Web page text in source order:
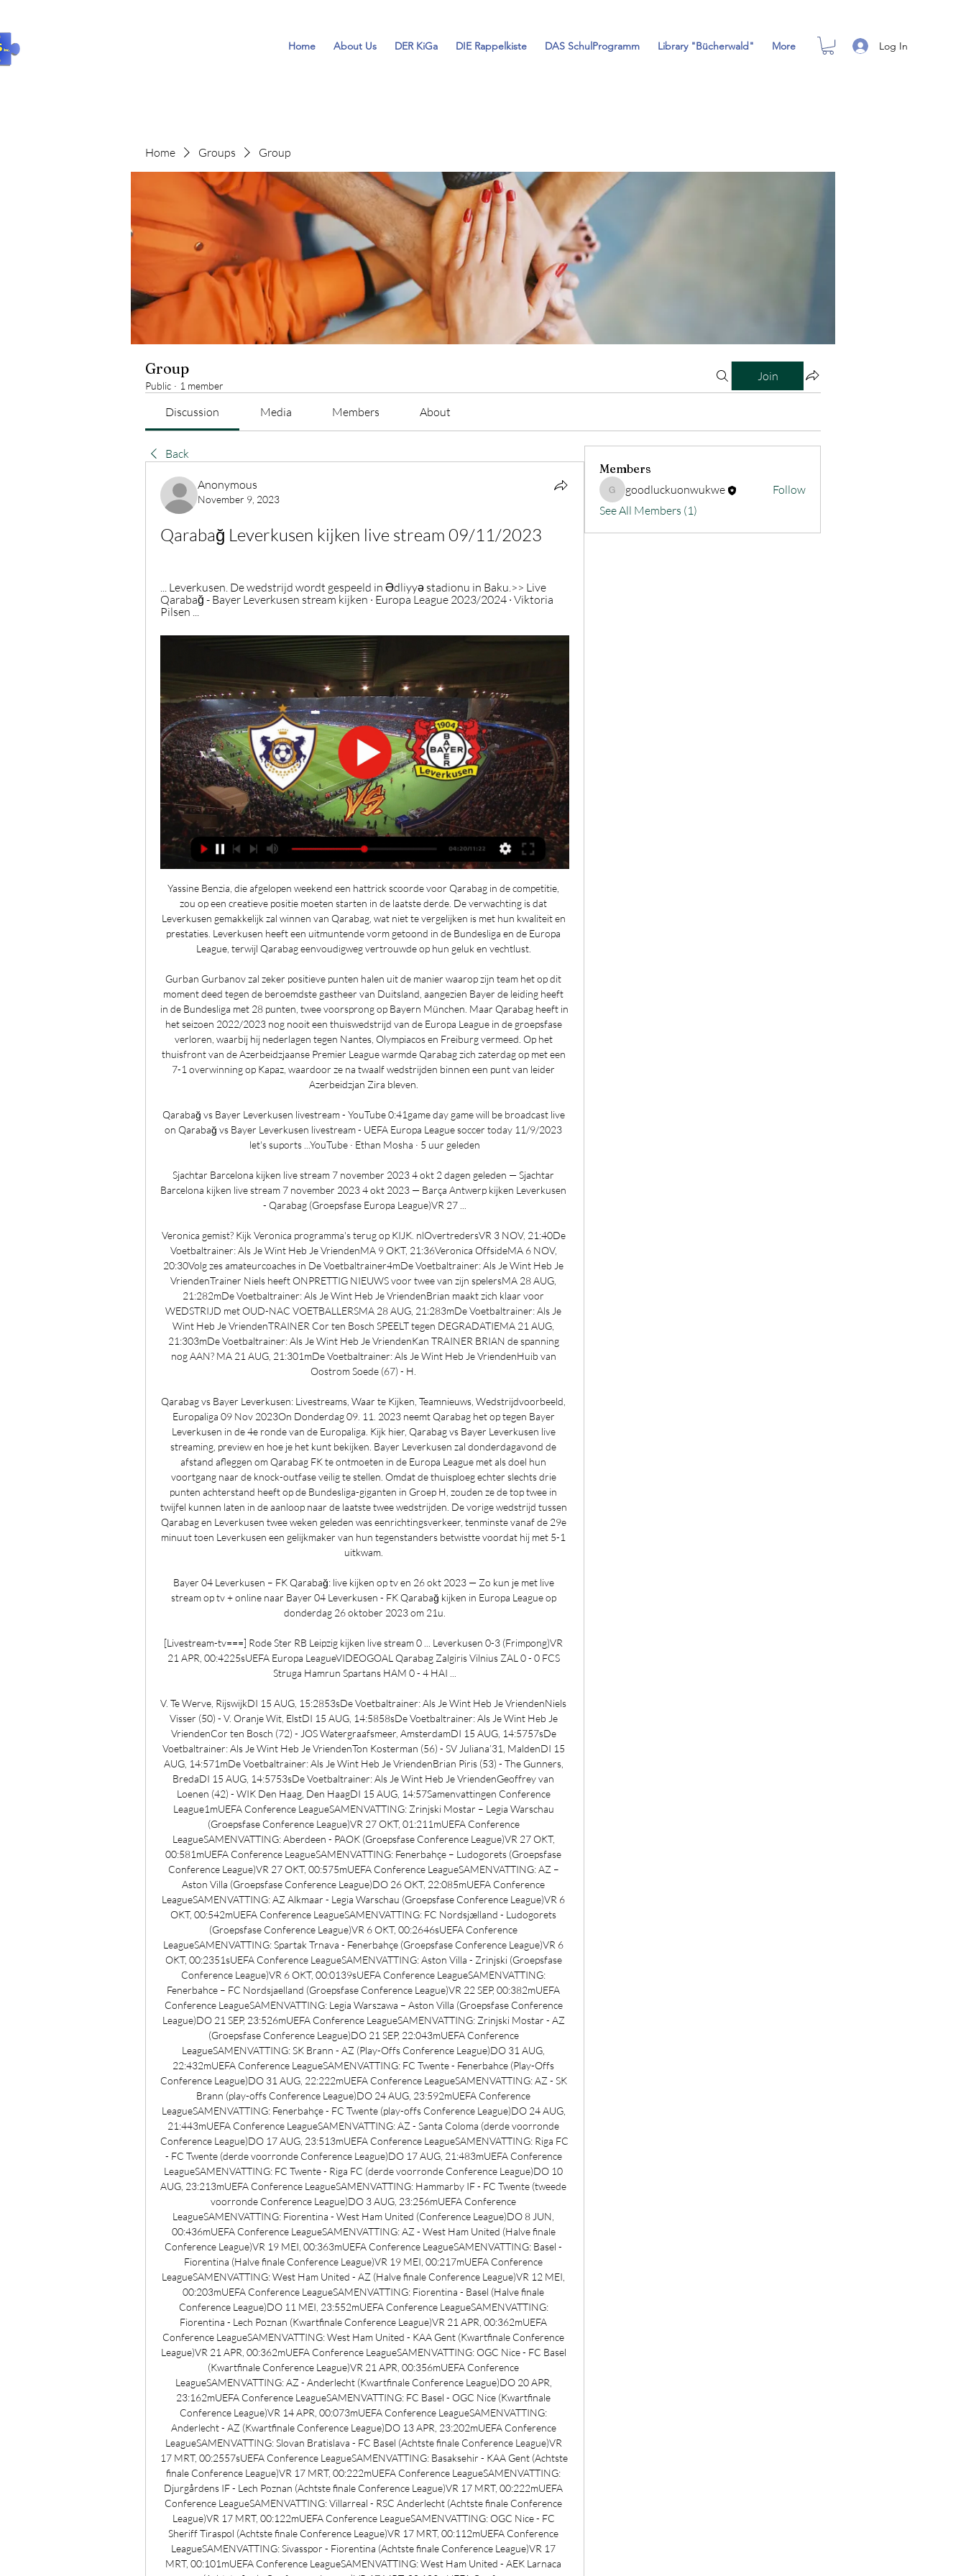
Home About Us DER KiGa DIE Rappelkiste DAS SchulProgramm Library "Bücherwald" More Log In
Home Groups Group
Group
Public · 1 member
Join
Discussion Media Members About
Back
Anonymous
November 9, 2023
Qarabağ Leverkusen kijken live stream 09/11/2023
... Leverkusen. De wedstrijd wordt gespeeld in Ədliyyə stadionu in Baku.>> Live
Qarabağ - Bayer Leverkusen stream kijken · Europa League 2023/2024 · Viktoria
Pilsen ...
Yassine Benzia, die afgelopen weekend een hattrick scoorde voor Qarabag in de competitie, zou op een creatieve positie moeten starten in de laatste derde. De verwachting is dat Leverkusen gemakkelijk zal winnen van Qarabag, wat niet te vergelijken is met hun kwaliteit en prestaties. Leverkusen heeft een uitmuntende vorm getoond in de Bundesliga en de Europa League, terwijl Qarabag eenvoudigweg vertrouwde op hun geluk en vechtlust. 

Gurban Gurbanov zal zeker positieve punten halen uit de manier waarop zijn team het op dit moment deed tegen de beroemdste gastheer van Duitsland, aangezien Bayer de leiding heeft in de Bundesliga met 28 punten, twee voorsprong op Bayern München. Maar Qarabag heeft in het seizoen 2022/2023 nog nooit een thuiswedstrijd van de Europa League in de groepsfase verloren, waarbij hij nederlagen tegen Nantes, Olympiacos en Freiburg vermeed. Op het thuisfront van de Azerbeidzjaanse Premier League warmde Qarabag zich zaterdag op met een 7-1 overwinning op Kapaz, waardoor ze na twaalf wedstrijden binnen een punt van leider Azerbeidzjan Zira bleven. 

Qarabağ vs Bayer Leverkusen livestream - YouTube 0:41game day game will be broadcast live on Qarabağ vs Bayer Leverkusen livestream - UEFA Europa League soccer today 11/9/2023 let's suports ...YouTube · Ethan Mosha · 5 uur geleden

Sjachtar Barcelona kijken live stream 7 november 2023 4 okt 2 dagen geleden — Sjachtar Barcelona kijken live stream 7 november 2023 4 okt 2023 — Barça Antwerp kijken Leverkusen - Qarabag (Groepsfase Europa League)VR 27 ...

Veronica gemist? Kijk Veronica programma's terug op KIJK. nlOvertredersVR 3 NOV, 21:40De Voetbaltrainer: Als Je Wint Heb Je VriendenMA 9 OKT, 21:36Veronica OffsideMA 6 NOV, 20:30Volg zes amateurcoaches in De Voetbaltrainer4mDe Voetbaltrainer: Als Je Wint Heb Je VriendenTrainer Niels heeft ONPRETTIG NIEUWS voor twee van zijn spelersMA 28 AUG, 21:282mDe Voetbaltrainer: Als Je Wint Heb Je VriendenBrian maakt zich klaar voor WEDSTRIJD met OUD-NAC VOETBALLERSMA 28 AUG, 21:283mDe Voetbaltrainer: Als Je Wint Heb Je VriendenTRAINER Cor ten Bosch SPEELT tegen DEGRADATIEMA 21 AUG, 21:303mDe Voetbaltrainer: Als Je Wint Heb Je VriendenKan TRAINER BRIAN de spanning nog AAN? MA 21 AUG, 21:301mDe Voetbaltrainer: Als Je Wint Heb Je VriendenHuib van Oostrom Soede (67) - H. 

Qarabag vs Bayer Leverkusen: Livestreams, Waar te Kijken, Teamnieuws, Wedstrijdvoorbeeld, Europaliga 09 Nov 2023On Donderdag 09. 11. 2023 neemt Qarabag het op tegen Bayer Leverkusen in de 4e ronde van de Europaliga. Kijk hier, Qarabag vs Bayer Leverkusen live streaming, preview en hoe je het kunt bekijken. Bayer Leverkusen zal donderdagavond de afstand afleggen om Qarabag FK te ontmoeten in de Europa League met als doel hun voortgang naar de knock-outfase veilig te stellen. Omdat de thuisploeg echter slechts drie punten achterstand heeft op de Bundesliga-giganten in Groep H, zouden ze de top twee in twijfel kunnen laten in de aanloop naar de laatste twee wedstrijden. De vorige wedstrijd tussen Qarabag en Leverkusen twee weken geleden was eenrichtingsverkeer, tenminste vanaf de 29e minuut toen Leverkusen een gelijkmaker van hun tegenstanders betwistte voordat hij met 5-1 uitkwam. 

Bayer 04 Leverkusen – FK Qarabağ: live kijken op tv en 26 okt 2023 — Zo kun je met live stream op tv + online naar Bayer 04 Leverkusen - FK Qarabağ kijken in Europa League op donderdag 26 oktober 2023 om 21u.

[Livestream-tv===] Rode Ster RB Leipzig kijken live stream 0 ... Leverkusen 0-3 (Frimpong)VR 21 APR, 00:4225sUEFA Europa LeagueVIDEOGOAL Qarabag Zalgiris Vilnius ZAL 0 - 0 FCS Struga Hamrun Spartans HAM 0 - 4 HAI ...

V. Te Werve, RijswijkDI 15 AUG, 15:2853sDe Voetbaltrainer: Als Je Wint Heb Je VriendenNiels Visser (50) - V. Oranje Wit, ElstDI 15 AUG, 14:5858sDe Voetbaltrainer: Als Je Wint Heb Je VriendenCor ten Bosch (72) - JOS Watergraafsmeer, AmsterdamDI 15 AUG, 14:5757sDe Voetbaltrainer: Als Je Wint Heb Je VriendenTon Kosterman (56) - SV Juliana’31, MaldenDI 15 AUG, 14:571mDe Voetbaltrainer: Als Je Wint Heb Je VriendenBrian Piris (53) - The Gunners, BredaDI 15 AUG, 14:5753sDe Voetbaltrainer: Als Je Wint Heb Je VriendenGeoffrey van Loenen (42) - WIK Den Haag, Den HaagDI 15 AUG, 14:57Samenvattingen Conference League1mUEFA Conference LeagueSAMENVATTING: Zrinjski Mostar – Legia Warschau (Groepsfase Conference League)VR 27 OKT, 01:211mUEFA Conference LeagueSAMENVATTING: Aberdeen - PAOK (Groepsfase Conference League)VR 27 OKT, 00:581mUEFA Conference LeagueSAMENVATTING: Fenerbahçe – Ludogorets (Groepsfase Conference League)VR 27 OKT, 00:575mUEFA Conference LeagueSAMENVATTING: AZ – Aston Villa (Groepsfase Conference League)DO 26 OKT, 22:085mUEFA Conference LeagueSAMENVATTING: AZ Alkmaar - Legia Warschau (Groepsfase Conference League)VR 6 OKT, 00:542mUEFA Conference LeagueSAMENVATTING: FC Nordsjælland - Ludogorets (Groepsfase Conference League)VR 6 OKT, 00:2646sUEFA Conference LeagueSAMENVATTING: Spartak Trnava - Fenerbahçe (Groepsfase Conference League)VR 6 OKT, 00:2351sUEFA Conference LeagueSAMENVATTING: Aston Villa - Zrinjski (Groepsfase Conference League)VR 6 OKT, 00:0139sUEFA Conference LeagueSAMENVATTING: Fenerbahce – FC Nordsjaelland (Groepsfase Conference League)VR 22 SEP, 00:382mUEFA Conference LeagueSAMENVATTING: Legia Warszawa – Aston Villa (Groepsfase Conference League)DO 21 SEP, 23:526mUEFA Conference LeagueSAMENVATTING: Zrinjski Mostar - AZ (Groepsfase Conference League)DO 21 SEP, 22:043mUEFA Conference LeagueSAMENVATTING: SK Brann - AZ (Play-Offs Conference League)DO 31 AUG, 22:432mUEFA Conference LeagueSAMENVATTING: FC Twente - Fenerbahce (Play-Offs Conference League)DO 31 AUG, 22:222mUEFA Conference LeagueSAMENVATTING: AZ - SK Brann (play-offs Conference League)DO 24 AUG, 23:592mUEFA Conference LeagueSAMENVATTING: Fenerbahçe - FC Twente (play-offs Conference League)DO 24 AUG, 21:443mUEFA Conference LeagueSAMENVATTING: AZ - Santa Coloma (derde voorronde Conference League)DO 17 AUG, 23:513mUEFA Conference LeagueSAMENVATTING: Riga FC - FC Twente (derde voorronde Conference League)DO 17 AUG, 21:483mUEFA Conference LeagueSAMENVATTING: FC Twente - Riga FC (derde voorronde Conference League)DO 10 AUG, 23:213mUEFA Conference LeagueSAMENVATTING: Hammarby IF - FC Twente (tweede voorronde Conference League)DO 3 AUG, 23:256mUEFA Conference LeagueSAMENVATTING: Fiorentina - West Ham United (Conference League)DO 8 JUN, 00:436mUEFA Conference LeagueSAMENVATTING: AZ - West Ham United (Halve finale Conference League)VR 19 MEI, 00:363mUEFA Conference LeagueSAMENVATTING: Basel - Fiorentina (Halve finale Conference League)VR 19 MEI, 00:217mUEFA Conference LeagueSAMENVATTING: West Ham United - AZ (Halve finale Conference League)VR 12 MEI, 00:203mUEFA Conference LeagueSAMENVATTING: Fiorentina - Basel (Halve finale Conference League)DO 11 MEI, 23:552mUEFA Conference LeagueSAMENVATTING: Fiorentina - Lech Poznan (Kwartfinale Conference League)VR 21 APR, 00:362mUEFA Conference LeagueSAMENVATTING: West Ham United - KAA Gent (Kwartfinale Conference League)VR 21 APR, 00:362mUEFA Conference LeagueSAMENVATTING: OGC Nice - FC Basel (Kwartfinale Conference League)VR 21 APR, 00:356mUEFA Conference LeagueSAMENVATTING: AZ - Anderlecht (Kwartfinale Conference League)DO 20 APR, 23:162mUEFA Conference LeagueSAMENVATTING: FC Basel - OGC Nice (Kwartfinale Conference League)VR 14 APR, 00:073mUEFA Conference LeagueSAMENVATTING: Anderlecht - AZ (Kwartfinale Conference League)DO 13 APR, 23:202mUEFA Conference LeagueSAMENVATTING: Slovan Bratislava - FC Basel (Achtste finale Conference League)VR 17 MRT, 00:2557sUEFA Conference LeagueSAMENVATTING: Basaksehir - KAA Gent (Achtste finale Conference League)VR 17 MRT, 00:222mUEFA Conference LeagueSAMENVATTING: Djurgårdens IF - Lech Poznan (Achtste finale Conference League)VR 17 MRT, 00:222mUEFA Conference LeagueSAMENVATTING: Villarreal - RSC Anderlecht (Achtste finale Conference League)VR 17 MRT, 00:122mUEFA Conference LeagueSAMENVATTING: OGC Nice - FC Sheriff Tiraspol (Achtste finale Conference League)VR 17 MRT, 00:112mUEFA Conference LeagueSAMENVATTING: Sivasspor - Fiorentina (Achtste finale Conference League)VR 17 MRT, 00:101mUEFA Conference LeagueSAMENVATTING: West Ham United - AEK Larnaca (Achtste finale Conference League)VR 17 MRT, 00:102mUEFA Conference LeagueSAMENVATTING: KAA Gent - Basaksehir (Achtste finale Conference League)VR 10 MRT, 08:242mUEFA Conference LeagueSAMENVATTING: Lech Poznan – Djurgårdens IF (Achtste finale Conference League)VR 10 MRT, 08:232mUEFA Conference LeagueSAMENVATTING: Fiorentina - Sivasspor (Achtste finale Conference League)VR 10 MRT, 08:212mUEFA Conference LeagueSAMENVATTING: RSC Anderlecht – Villarreal (Achtste finale Conference League)VR 10 MRT, 08:211mUEFA Conference LeagueSAMENVATTING: FC Basel – Slovan Bratislava (Achtste finale Conference League)VR 10 MRT, 08:201mUEFA Conference LeagueSAMENVATTING: FC Sheriff Tiraspol – OGC Nice (Achtste finale Conference League)VR 10 MRT, 08:202mUEFA Conference LeagueSAMENVATTING: AEK Larnaca – West Ham United (Achtste finale Conference League)VR 10 MRT, 08:195mUEFA Conference LeagueSAMENVATTING: Lazio - AZ (Achtste finale Conference League)DI 7 MRT, 21:342mUEFA Conference LeagueSAMENVATTING: Partizan Belgrado – FC Sheriff (Tussenronde Conference League)VR 24 FEB, 00:3549sUEFA Conference LeagueSAMENVATTING: SC Dnipro-1 – AEK Larnaca (Tussenronde Conference League)VR 24 FEB, 00:331mUEFA Conference LeagueSAMENVATTING: Basel – Trabzonspor (Tussenronde Conference League)VR 24 FEB, 00:301mUEFA Conference LeagueSAMENVATTING: Lech Poznan – FK Bodø/Glimt (Tussenronde Conference League)VR 24 FEB, 00:292mUEFA Conference LeagueSAMENVATTING: Fiorentina - SC Braga (Tussenronde Conference League)VR 24 FEB, 00:25Samenvattingen Europa League58sUEFA Europa LeagueSAMENVATTING: Olympique Marseille – AEK Athene (Groepsfase Europa League)VR 27 OKT, 01:264mUEFA Europa LeagueSAMENVATTING Brighton – Ajax (Groepsfase Europa League)VR 27 OKT, 00:521mUEFA Europa LeagueSAMENVATTING: Bayer Leverkusen - Qar
Members
goodluckuonwukwe
goodluckuonwukwe
Follow
See All Members (1)